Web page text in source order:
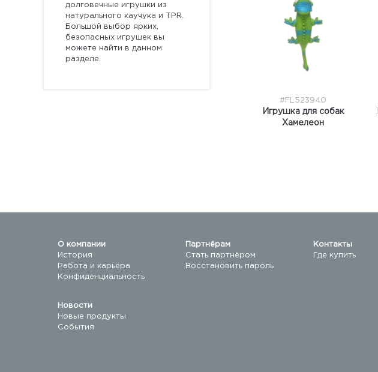
долговечные игрушки из
натурального каучука и TPR.
Большой выбор ярких,
безопасных игрушек вы
можете найти в данном
разделе.
#FL523940
Игрушка для собак
Хамелеон
О компании
История
Работа и карьера
Конфиденциальность
Партнёрам
Стать партнёром
Восстановить пароль
Контакты
Где купить
Новости
Новые продукты
События